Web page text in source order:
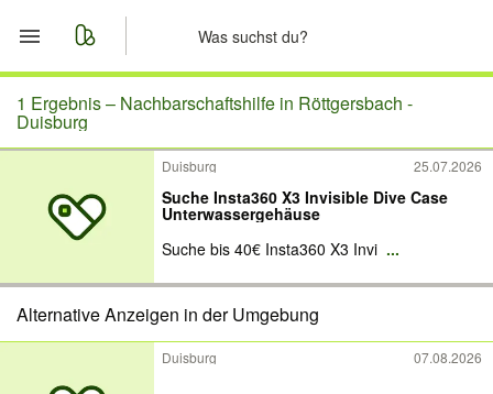
Start
Merkliste
Nachrichten
Anzeige aufgeben
1 Ergebnis – Nachbarschaftshilfe in Röttgersbach -
Duisburg
Duisburg 25.07.2026
Suche Insta360 X3 Invisible Dive Case
Unterwassergehäuse
Suche bis 40€ Insta360 X3 Invi ...
Alternative Anzeigen in der Umgebung
Duisburg 07.08.2026